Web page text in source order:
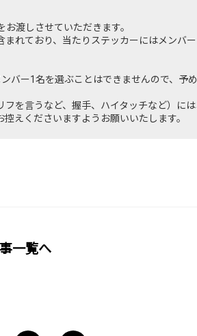
渡しさせていただきます。
れており、当たりステッカーにはメンバ
ー1名を選ぶことはできませんので、予め
を言うなど、握手、ハイタッチなど）に
えくださいますようお願いいたします。
一覧へ